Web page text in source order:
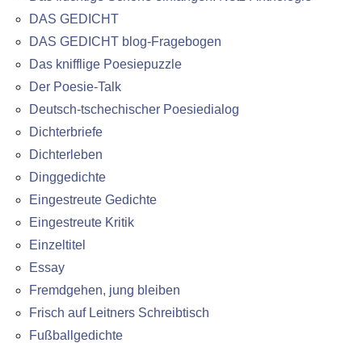
DAS GEDICHT
DAS GEDICHT blog-Fragebogen
Das knifflige Poesiepuzzle
Der Poesie-Talk
Deutsch-tschechischer Poesiedialog
Dichterbriefe
Dichterleben
Dinggedichte
Eingestreute Gedichte
Eingestreute Kritik
Einzeltitel
Essay
Fremdgehen, jung bleiben
Frisch auf Leitners Schreibtisch
Fußballgedichte